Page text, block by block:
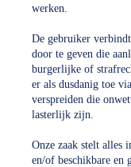
werken.
De gebruiker
door te geven die
burgerlijke of
er als dusdanig toe
verspreiden die
lasterlijk zijn.
Onze zaak stelt alles
en/of beschikbare en